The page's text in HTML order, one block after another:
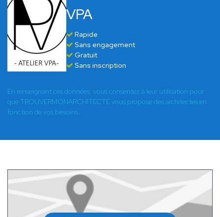
VPA
Rapide
Sans engagement
Gratuit
Sans inscription
En renseignant ces données, vous consentez à leur utilisation pour
que TROUVERMONARCHITECTE vous propose des architectes en
fonction de vos besoins.